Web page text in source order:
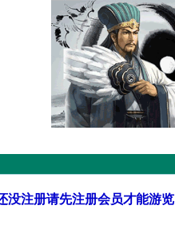
没注册请先注册会员才能游览